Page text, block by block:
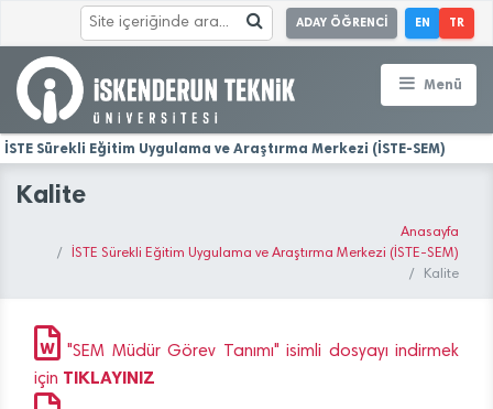
ADAY ÖĞRENCİ EN TR
Menü
İSTE Sürekli Eğitim Uygulama ve Araştırma Merkezi (İSTE-SEM)
Kalite
Anasayfa
İSTE Sürekli Eğitim Uygulama ve Araştırma Merkezi (İSTE-SEM)
Kalite
"SEM Müdür Görev Tanımı" isimli dosyayı indirmek
için TIKLAYINIZ